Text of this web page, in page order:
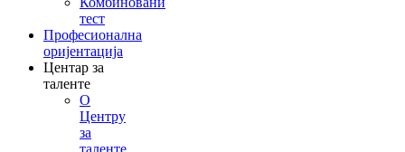
тест
Професионална
оријентација
Центар за
таленте
О
Центру
за
таленте